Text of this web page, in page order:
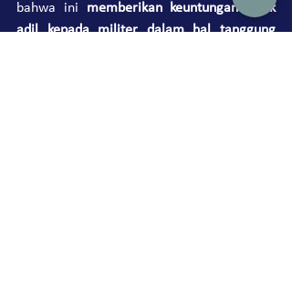
bahwa ini memberikan keuntungan tidak
adil kepada militer dalam hal tanggung